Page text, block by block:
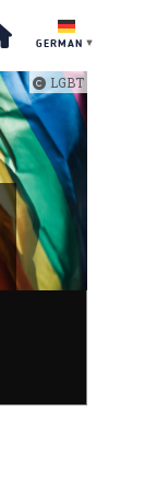
GERMAN ▼
LGBT